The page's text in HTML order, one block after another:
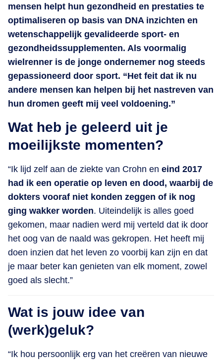
mensen helpt hun gezondheid en prestaties te
optimaliseren op basis van DNA inzichten en
wetenschappelijk gevalideerde sport- en
gezondheidssupplementen. Als voormalig
wielrenner is de jonge ondernemer nog steeds
gepassioneerd door sport. “Het feit dat ik nu
andere mensen kan helpen bij het nastreven van
hun dromen geeft mij veel voldoening.”
Wat heb je geleerd uit je
moeilijkste momenten?
“Ik lijd zelf aan de ziekte van Crohn en eind 2017
had ik een operatie op leven en dood, waarbij de
dokters vooraf niet konden zeggen of ik nog
ging wakker worden. Uiteindelijk is alles goed
gekomen, maar nadien werd mij verteld dat ik door
het oog van de naald was gekropen. Het heeft mij
doen inzien dat het leven zo voorbij kan zijn en dat
je maar beter kan genieten van elk moment, zowel
goed als slecht.”
Wat is jouw idee van
(werk)geluk?
“Ik hou persoonlijk erg van het creëren van nieuwe